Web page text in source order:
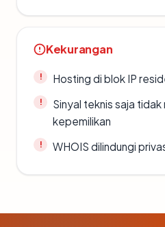
Kekurangan
Hosting di blok IP
Sinyal teknis saja
kepemilikan
WHOIS dilindungi